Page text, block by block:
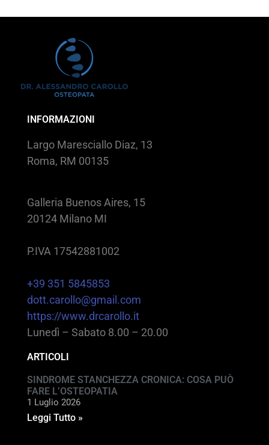
INFORMAZIONI
Largo Maresciallo Diaz, 13
Roma, RM 00135
Galleria Buenos Aires, 15
20124 Milano MI
P.IVA 17542881002
+39 351 5845853
dott.carollo@gmail.com
https://www.drcarollo.it
Lunedì – Sabato 8.00 – 20.00
ARTICOLI
SINDROME STANCHEZZA CRONICA: COSA PUÒ
FARE L’OSTEOPATIA
1 Luglio 2026
Leggi Tutto »